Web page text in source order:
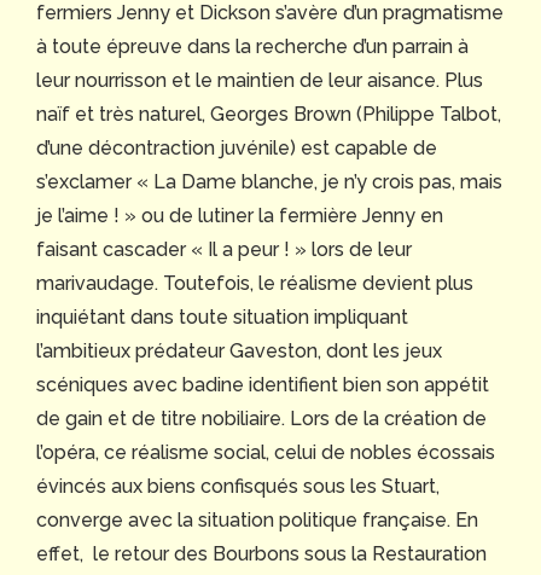
fermiers Jenny et Dickson s’avère d’un pragmatisme
à toute épreuve dans la recherche d’un parrain à
leur nourrisson et le maintien de leur aisance. Plus
naïf et très naturel, Georges Brown (Philippe Talbot,
d’une décontraction juvénile) est capable de
s’exclamer « La Dame blanche, je n’y crois pas, mais
je l’aime ! » ou de lutiner la fermière Jenny en
faisant cascader « Il a peur ! » lors de leur
marivaudage. Toutefois, le réalisme devient plus
inquiétant dans toute situation impliquant
l’ambitieux prédateur Gaveston, dont les jeux
scéniques avec badine identifient bien son appétit
de gain et de titre nobiliaire. Lors de la création de
l’opéra, ce réalisme social, celui de nobles écossais
évincés aux biens confisqués sous les Stuart,
converge avec la situation politique française. En
effet, le retour des Bourbons sous la Restauration